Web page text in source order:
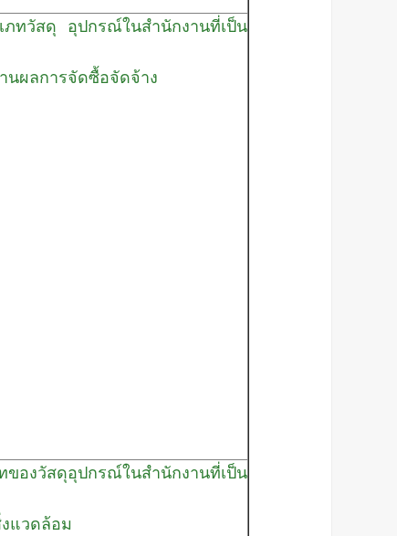
ภทวัสดุ อุปกรณ์ในสำนักงานที่เป็น
นผลการจัดซื้อจัดจ้าง
องวัสดุอุปกรณ์ในสำนักงานที่เป็น
แวดล้อม